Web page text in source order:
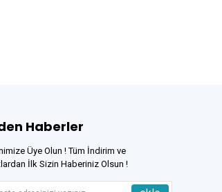
Haberler
Üye Olun ! Tüm İndirim ve
İlk Sizin Haberiniz Olsun !